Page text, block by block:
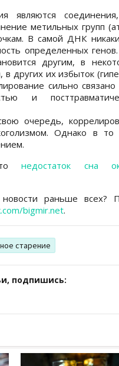
являются
метильных групп
В самой ДНК
определенных
другим, в
других их избыток
сильно
и
очередь,
Однако в
недостаток сна
раньше всех?
bigmir.net.
старение
подпишись: